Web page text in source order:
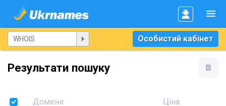
Особистий кабінет
Результати пошуку
Домени Ціна